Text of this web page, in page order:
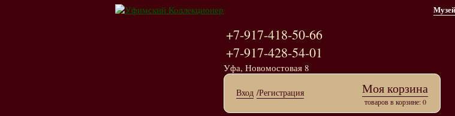
Музей
+7-917-418-50-66
+7-917-428-54-01
Уфа, Новомостовая 8
Вход /Регистрация Моя корзина
товаров в корзине: 0